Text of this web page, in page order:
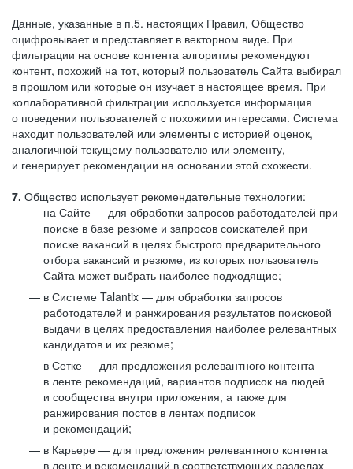
Данные, указанные в п.5. настоящих Правил, Общество
оцифровывает и представляет в векторном виде. При
фильтрации на основе контента алгоритмы рекомендуют
контент, похожий на тот, который пользователь Сайта выбирал
в прошлом или которые он изучает в настоящее время. При
коллаборативной фильтрации используется информация
о поведении пользователей с похожими интересами. Система
находит пользователей или элементы с историей оценок,
аналогичной текущему пользователю или элементу,
и генерирует рекомендации на основании этой схожести.
7. Общество использует рекомендательные технологии:
на Сайте — для обработки запросов работодателей при
поиске в базе резюме и запросов соискателей при
поиске вакансий в целях быстрого предварительного
отбора вакансий и резюме, из которых пользователь
Сайта может выбрать наиболее подходящие;
в Системе Talantix — для обработки запросов
работодателей и ранжирования результатов поисковой
выдачи в целях предоставления наиболее релевантных
кандидатов и их резюме;
в Сетке — для предложения релевантного контента
в ленте рекомендаций, вариантов подписок на людей
и сообщества внутри приложения, а также для
ранжирования постов в лентах подписок
и рекомендаций;
в Карьере — для предложения релевантного контента
в ленте и рекомендаций в соответствующих разделах